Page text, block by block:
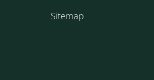
Sitemap